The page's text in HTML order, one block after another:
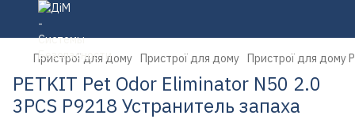
Пристрої для дому Пристрої для дому Пристрої для дому
PETKIT Pet Odor Eliminator N50 2.0
3PCS P9218 Устранитель запаха